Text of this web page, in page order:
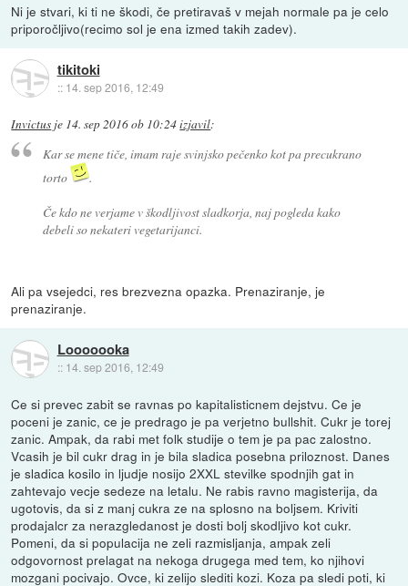
Ni je stvari, ki ti ne škodi, če pretiravaš v mejah normale pa je celo
priporočljivo(recimo sol je ena izmed takih zadev).
tikitoki
:: 14. sep 2016, 12:49
Invictus je 14. sep 2016 ob 10:24izjavil:
Kar se mene tiče, imam raje svinjsko pečenko kot pa precukrano
torto
.
Če kdo ne verjame v škodljivost sladkorja, naj pogleda kako
debeli so nekateri vegetarijanci.
Ali pa vsejedci, res brezvezna opazka. Prenaziranje, je
prenaziranje.
Looooooka
:: 14. sep 2016, 12:49
Ce si prevec zabit se ravnas po kapitalisticnem dejstvu. Ce je
poceni je zanic, ce je predrago je pa verjetno bullshit. Cukr je torej
zanic. Ampak, da rabi met folk studije o tem je pa pac zalostno.
Vcasih je bil cukr drag in je bila sladica posebna priloznost. Danes
je sladica kosilo in ljudje nosijo 2XXL stevilke spodnjih gat in
zahtevajo vecje sedeze na letalu. Ne rabis ravno magisterija, da
ugotovis, da si z manj cukra ze na splosno na boljsem. Kriviti
prodajalcr za nerazgledanost je dosti bolj skodljivo kot cukr.
Pomeni, da si populacija ne zeli razmisljanja, ampak zeli
odgovornost prelagat na nekoga drugega med tem, ko njihovi
mozgani pocivajo. Ovce, ki zelijo slediti kozi. Koza pa sledi poti, ki